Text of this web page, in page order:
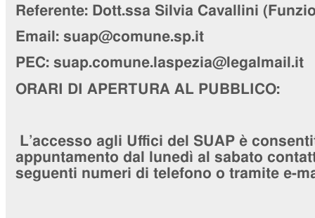
Referente: Dott.ssa Silvia Cavallini
Email: suap@comune.sp.it
PEC: suap.comune.laspezia@legalmail.it
ORARI DI APERTURA AL PUBBLICO:
L’accesso agli Uffici del SUAP è
appuntamento dal lunedì al sabato
seguenti numeri di telefono o tramite e-